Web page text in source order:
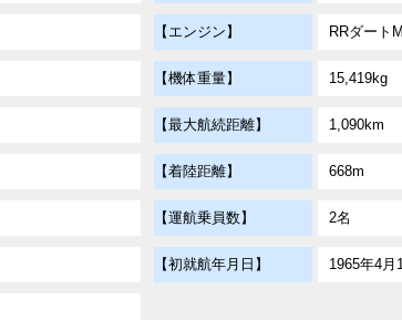
【エンジン】 RRダート
【機体重量】 15,419kg
【最大航続距離】 1,090km
【着陸距離】 668m
【運航乗員数】 2名
【初就航年月日】 1965年4月